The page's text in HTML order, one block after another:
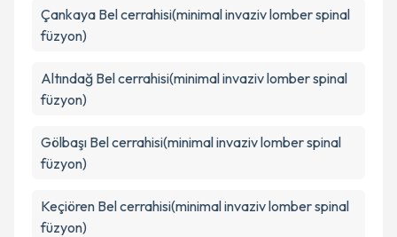
Metni'ni okudum ve kişisel verilerimin belirtilen
Takvim Talebini Gönder
Çankaya Bel cerrahisi(minimal invaziv lomber spinal
füzyon)
Altındağ Bel cerrahisi(minimal invaziv lomber spinal
füzyon)
Gölbaşı Bel cerrahisi(minimal invaziv lomber spinal
füzyon)
Keçiören Bel cerrahisi(minimal invaziv lomber spinal
füzyon)